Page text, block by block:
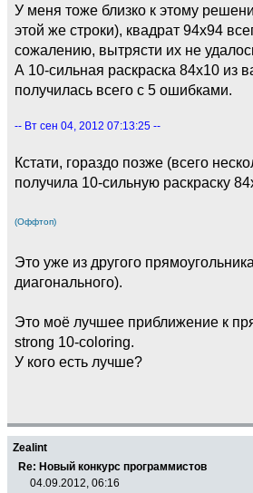
У меня тоже близко к этому
этой же строки), квадрат 94х94
сожалению, вытрясти их не
А 10-сильная раскраска 84х10 из
получилась всего с 5 ошибками.
-- Вт сен 04, 2012 07:13:25 --
Кстати, гораздо позже (всего
получила 10-сильную раскраску
(Оффтоп)
Это уже из другого
диагонального).
Это моё лучшее приближение к
strong 10-coloring.
У кого есть лучше?
Zealint
Re: Новый конкурс программистов
04.09.2012, 06:16